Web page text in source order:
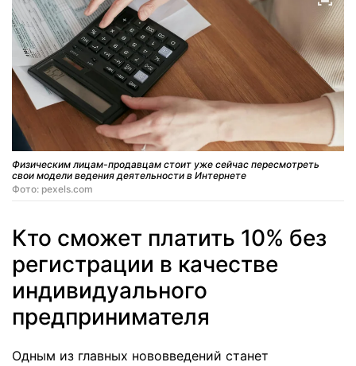
Физическим лицам-продавцам стоит уже сейчас пересмотреть
свои модели ведения деятельности в Интернете
Фото: pexels.com
Кто сможет платить 10% без
регистрации в качестве
индивидуального
предпринимателя
Одным из главных нововведений станет